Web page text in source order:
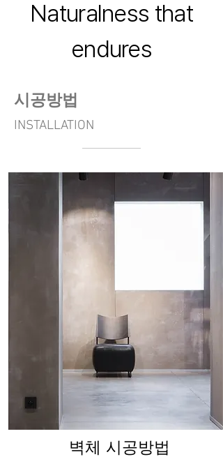
Naturalness that
endures
​시공방법
INSTALLATION
​벽체 시공방법